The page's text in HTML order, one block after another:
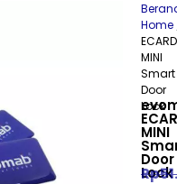
Home
MINI
Smart
Door
Lock
MINI
Door
Lock
Rp